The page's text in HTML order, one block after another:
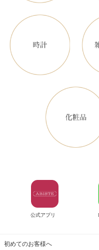
公式アプリ
初めてのお客様へ